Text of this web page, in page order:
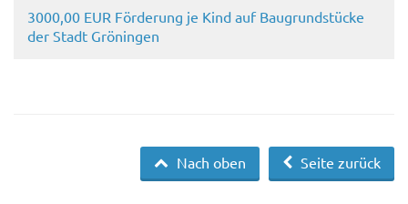
3000,00 EUR Förderung je Kind auf Baugrundstücke
der Stadt Gröningen
Seite zurück
Nach oben